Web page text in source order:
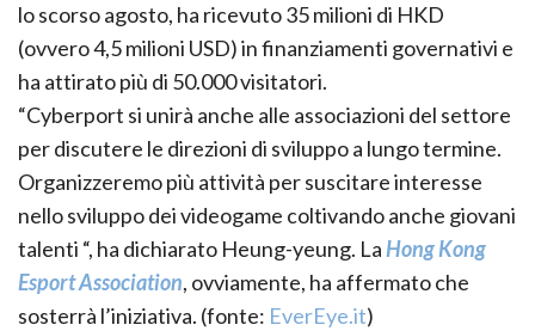
lo scorso agosto, ha ricevuto 35 milioni di HKD
(ovvero 4,5 milioni USD) in finanziamenti governativi e
ha attirato più di 50.000 visitatori.
“Cyberport si unirà anche alle associazioni del settore
per discutere le direzioni di sviluppo a lungo termine.
Organizzeremo più attività per suscitare interesse
nello sviluppo dei videogame coltivando anche giovani
talenti “, ha dichiarato Heung-yeung. LaHong Kong
Esport Association, ovviamente, ha affermato che
sosterrà l’iniziativa. (fonte: EverEye.it)